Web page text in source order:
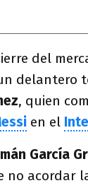
del
delantero
, quien
en el
García
no acordar